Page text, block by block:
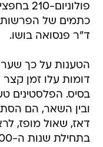
כתמים של הפרשות
ד"ר פנסואה בושו.
הטענות על כך
דומות עלו זמן
בסיס. הפלסטינים
ובין השאר, הם
דאז, שאול מופז,